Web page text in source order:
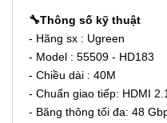
🔧Thông số kỹ thuật
- Hãng sx : Ugreen
- Model : 55509 - HD183
- Chiều dài : 40M
- Chuẩn giao tiếp: HDMI
- Băng thông tối đa: 48